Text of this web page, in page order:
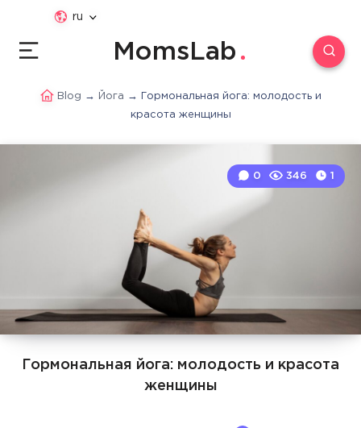
ru
MomsLab
Blog → Йога → Гормональная йога: молодость и
красота женщины
Гормональная йога: молодость и красота
женщины
0 346 1